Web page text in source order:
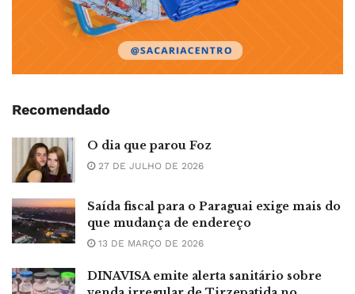
Recomendado
O dia que parou Foz
27 DE JULHO DE 2026
Saída fiscal para o Paraguai exige mais do
que mudança de endereço
13 DE MARÇO DE 2026
DINAVISA emite alerta sanitário sobre